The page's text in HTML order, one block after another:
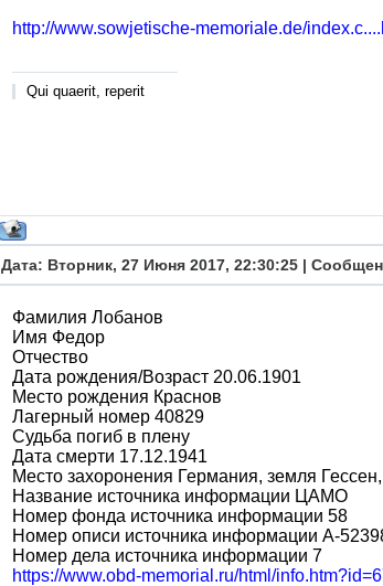
http://www.sowjetische-memoriale.de/
Qui quaerit, reperit
Дата: Вторник, 27 Июня 2017, 22:30:25 |
Фамилия Лобанов
Имя Федор
Отчество
Дата рождения/Возраст 20.06.1901
Место рождения Краснов
Лагерный номер 40829
Судьба погиб в плену
Дата смерти 17.12.1941
Место захоронения Германия, земля Гессен,
Название источника информации ЦАМО
Номер фонда источника информации 58
Номер описи источника информации A-
Номер дела источника информации 7
https://www.obd-memorial.ru/html/